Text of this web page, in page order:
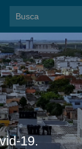
Search for:
19.